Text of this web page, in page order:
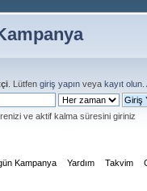
. Lütfen giriş yapın veya kayıt olun
ve aktif kalma süresini giriniz
Kampanya Yardım Takvim